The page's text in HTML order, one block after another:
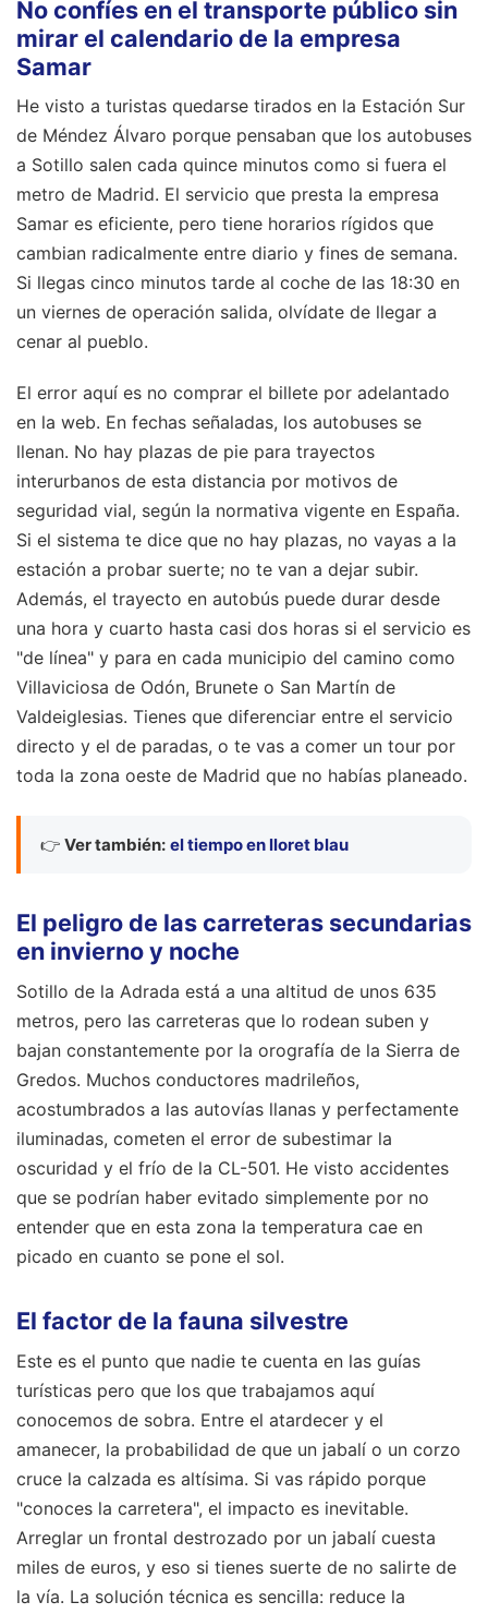
No confíes en el transporte público sin
mirar el calendario de la empresa
Samar
He visto a turistas quedarse tirados en la Estación Sur
de Méndez Álvaro porque pensaban que los autobuses
a Sotillo salen cada quince minutos como si fuera el
metro de Madrid. El servicio que presta la empresa
Samar es eficiente, pero tiene horarios rígidos que
cambian radicalmente entre diario y fines de semana.
Si llegas cinco minutos tarde al coche de las 18:30 en
un viernes de operación salida, olvídate de llegar a
cenar al pueblo.
El error aquí es no comprar el billete por adelantado
en la web. En fechas señaladas, los autobuses se
llenan. No hay plazas de pie para trayectos
interurbanos de esta distancia por motivos de
seguridad vial, según la normativa vigente en España.
Si el sistema te dice que no hay plazas, no vayas a la
estación a probar suerte; no te van a dejar subir.
Además, el trayecto en autobús puede durar desde
una hora y cuarto hasta casi dos horas si el servicio es
"de línea" y para en cada municipio del camino como
Villaviciosa de Odón, Brunete o San Martín de
Valdeiglesias. Tienes que diferenciar entre el servicio
directo y el de paradas, o te vas a comer un tour por
toda la zona oeste de Madrid que no habías planeado.
👉 Ver también: el tiempo en lloret blau
El peligro de las carreteras secundarias
en invierno y noche
Sotillo de la Adrada está a una altitud de unos 635
metros, pero las carreteras que lo rodean suben y
bajan constantemente por la orografía de la Sierra de
Gredos. Muchos conductores madrileños,
acostumbrados a las autovías llanas y perfectamente
iluminadas, cometen el error de subestimar la
oscuridad y el frío de la CL-501. He visto accidentes
que se podrían haber evitado simplemente por no
entender que en esta zona la temperatura cae en
picado en cuanto se pone el sol.
El factor de la fauna silvestre
Este es el punto que nadie te cuenta en las guías
turísticas pero que los que trabajamos aquí
conocemos de sobra. Entre el atardecer y el
amanecer, la probabilidad de que un jabalí o un corzo
cruce la calzada es altísima. Si vas rápido porque
"conoces la carretera", el impacto es inevitable.
Arreglar un frontal destrozado por un jabalí cuesta
miles de euros, y eso si tienes suerte de no salirte de
la vía. La solución técnica es sencilla: reduce la